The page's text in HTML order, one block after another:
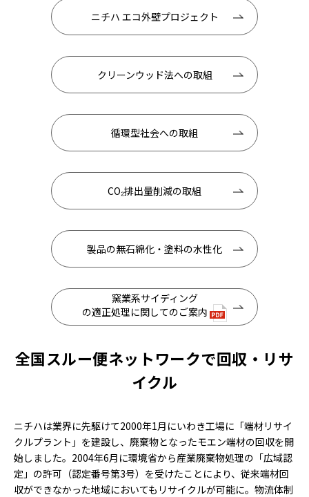
ニチハ エコ外壁プロジェクト
クリーンウッド法への取組
循環型社会への取組
CO₂排出量削減の取組
製品の無石綿化・塗料の水性化
窯業系サイディング
の適正処理に関してのご案内
全国スルー便ネットワークで回収・リサ
イクル
ニチハは業界に先駆けて2000年1月にいわき工場に「端材リサイ
クルプラント」を建設し、廃棄物となったモエン端材の回収を開
始しました。2004年6月に環境省から産業廃棄物処理の「広域認
定」の許可（認定番号第3号）を受けたことにより、従来端材回
収ができなかった地域においてもリサイクルが可能に。物流体制